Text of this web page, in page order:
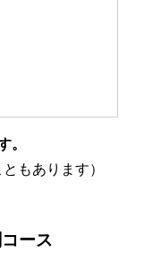
。
もあります）
ース